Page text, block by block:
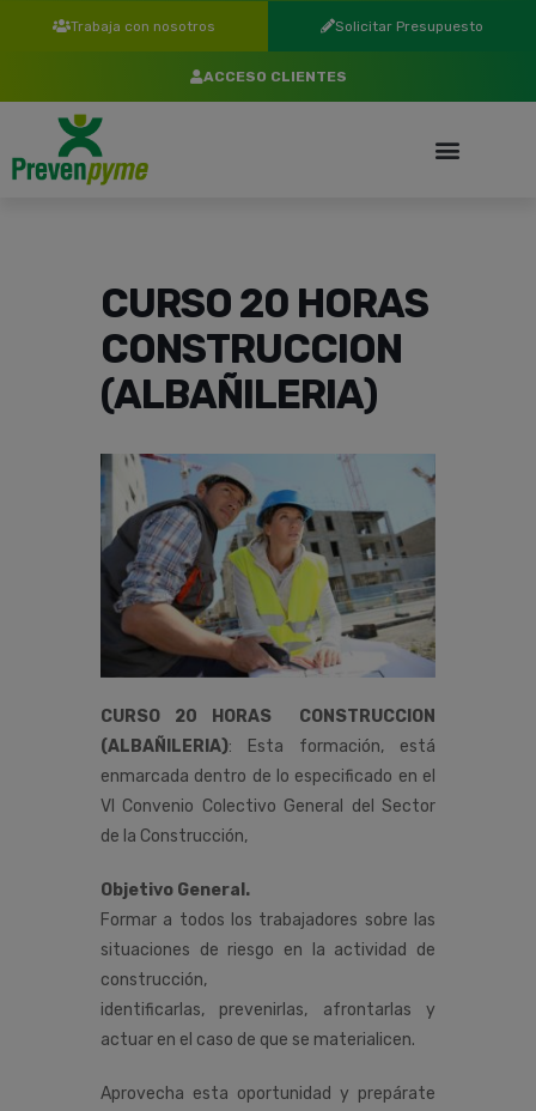
Trabaja con nosotros Solicitar Presupuesto
ACCESO CLIENTES
CURSO 20 HORAS
CONSTRUCCION
(ALBAÑILERIA)
CURSO 20 HORAS CONSTRUCCION
(ALBAÑILERIA): Esta formación,
está
enmarcada dentro de lo especificado en el
VI Convenio Colectivo General delSector
de la Construcción,
Objetivo General.
Formar a todos los trabajadores sobre las
situaciones de riesgo en la actividad de
construcción,
identificarlas, prevenirlas, afrontarlas y
actuar en el caso de que se materialicen.
Aprovecha esta oportunidad y prepárate